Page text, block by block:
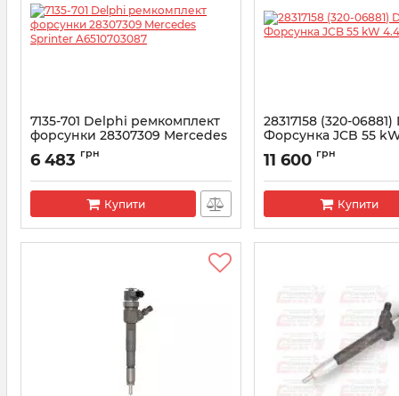
7135-701 Delphi ремкомплект
форсунки 28307309 Mercedes
Sprinter A6510703087
Артикул:
6 483 грн
Купити
28317158 (320-
Форсунка JCB 55
Артикул: 28317158
11 600 грн
Купити